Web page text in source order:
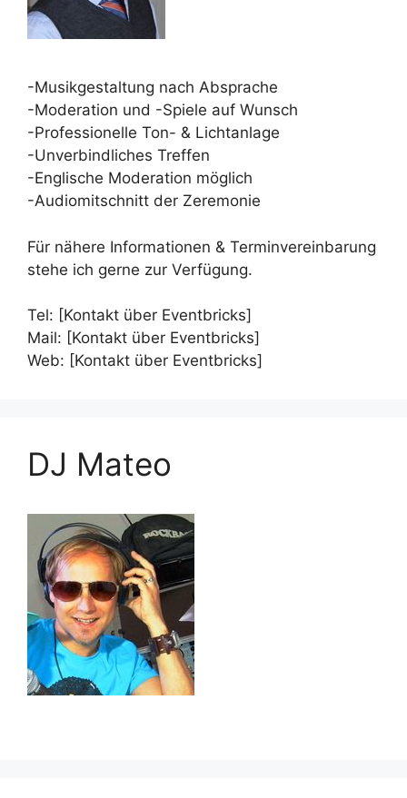
-Musikgestaltung nach Absprache
-Moderation und -Spiele auf Wunsch
-Professionelle Ton- & Lichtanlage
-Unverbindliches Treffen
-Englische Moderation möglich
-Audiomitschnitt der Zeremonie
Für nähere Informationen & Terminvereinbarung
stehe ich gerne zur Verfügung.
Tel: [Kontakt über Eventbricks]
Mail: [Kontakt über Eventbricks]
Web: [Kontakt über Eventbricks]
DJ Mateo